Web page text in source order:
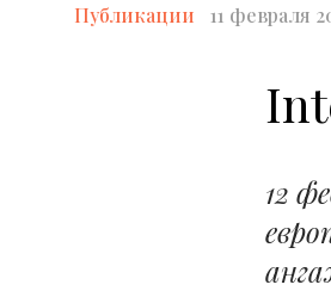
Публикации 11 февраля
12